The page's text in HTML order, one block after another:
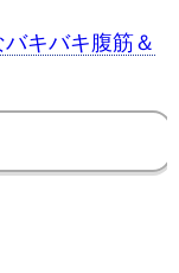
バキバキ腹筋＆